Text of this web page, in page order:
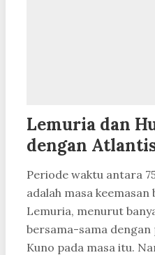
Lemuria dan
dengan
Periode waktu antara
adalah masa
Lemuria, menurut
bersama-sama
Kuno pada masa itu.